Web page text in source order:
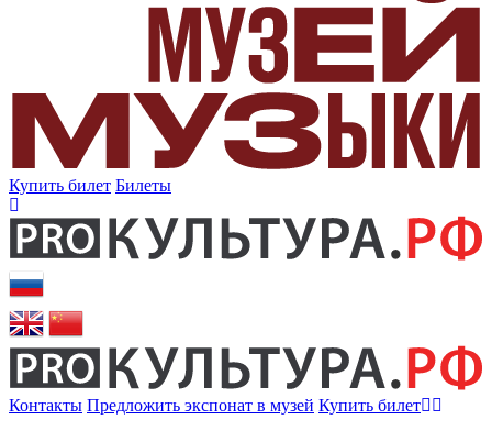
Купить билет Билеты
Контакты Предложить экспонат в музей Купить билет